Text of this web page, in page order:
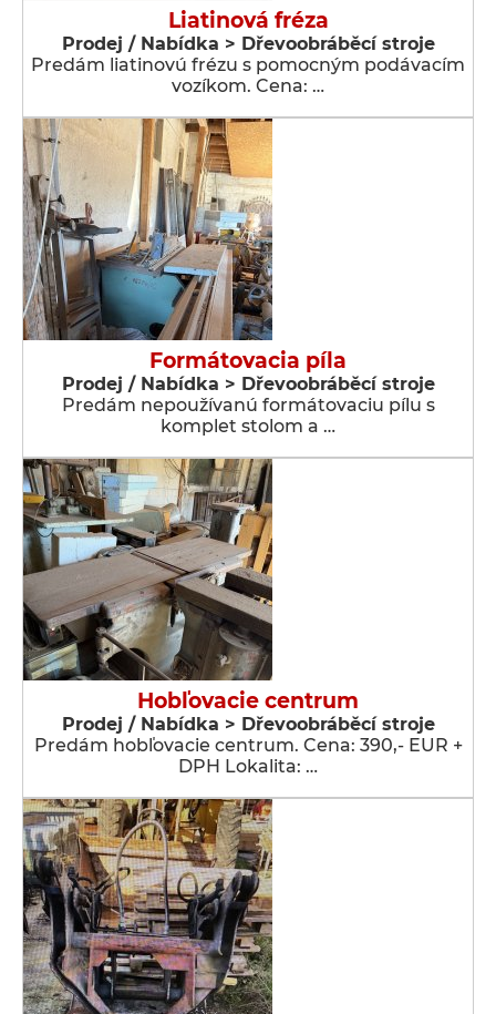
Liatinová fréza
Prodej / Nabídka > Dřevoobráběcí stroje
Predám liatinovú frézu s pomocným podávacím
vozíkom. Cena: …
Formátovacia píla
Prodej / Nabídka > Dřevoobráběcí stroje
Predám nepoužívanú formátovaciu pílu s
komplet stolom a …
Hobľovacie centrum
Prodej / Nabídka > Dřevoobráběcí stroje
Predám hobľovacie centrum. Cena: 390,- EUR +
DPH Lokalita: …